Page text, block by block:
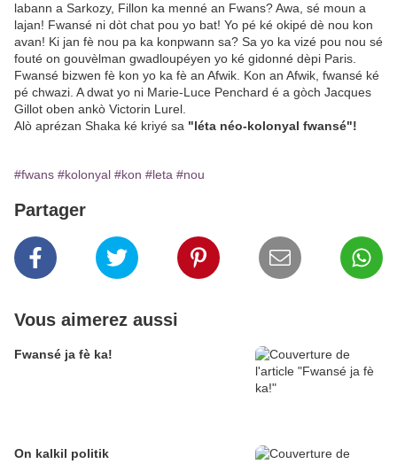
labann a Sarkozy, Fillon ka menné an Fwans? Awa, sé moun a
lajan! Fwansé ni dòt chat pou yo bat! Yo pé ké okipé dè nou kon
avan! Ki jan fè nou pa ka konpwann sa? Sa yo ka vizé pou nou sé
fouté on gouvèlman gwadloupéyen yo ké gidonné dèpi Paris.
Fwansé bizwen fè kon yo ka fè an Afwik. Kon an Afwik, fwansé ké
pé chwazi. A dwat yo ni Marie-Luce Penchard é a gòch Jacques
Gillot oben ankò Victorin Lurel.
Alò aprézan Shaka ké kriyé sa "léta néo-kolonyal fwansé"!
#fwans #kolonyal #kon #leta #nou
Partager
Vous aimerez aussi
Fwansé ja fè ka!
On kalkil politik